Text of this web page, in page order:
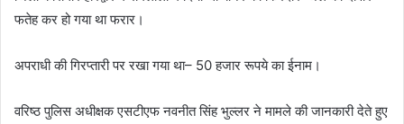
फतेह कर हो गया था फरार।
अपराधी की गिरप्तारी पर रखा गया था– 50 हजार रूपये का ईनाम।
वरिष्ठ पुलिस अधीक्षक एसटीएफ नवनीत सिंह भुल्लर ने मामले की जानकारी देते हुए